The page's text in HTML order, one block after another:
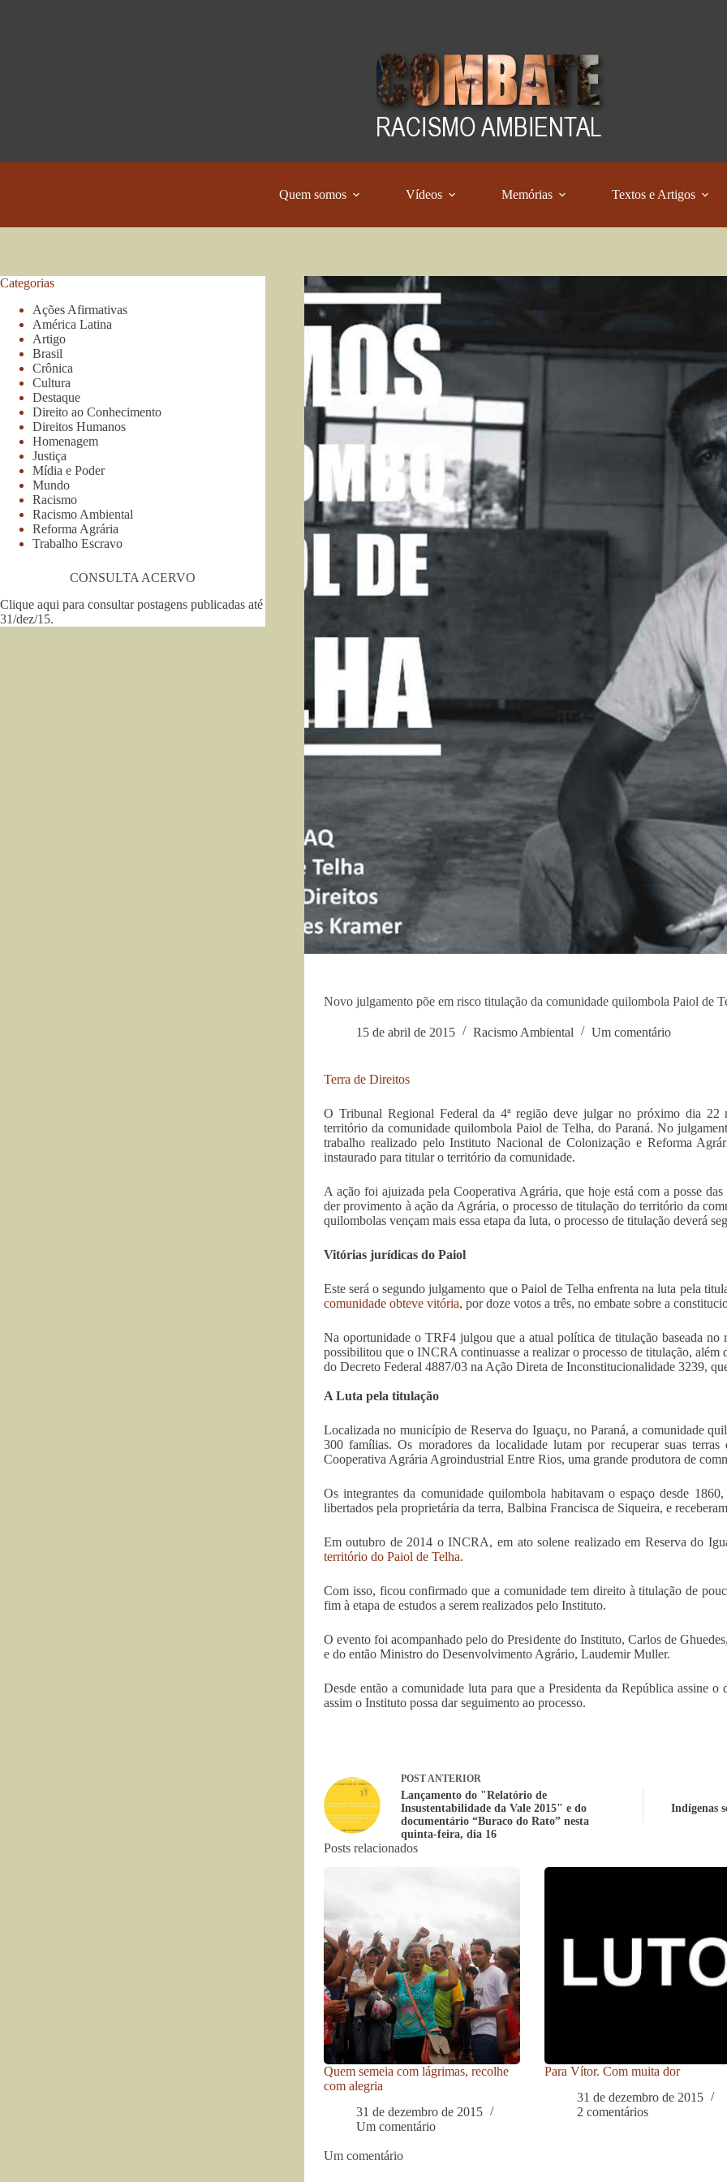
Quem somos Vídeos Memórias Textos e Artigos
Novo julgamento põe em risco titulação da comunidade quilombola Paiol de
15 de abril de 2015 Racismo Ambiental Um comentário
Terra de Direitos
O Tribunal Regional Federal da 4ª região deve julgar no próximo dia 22
território da comunidade quilombola Paiol de Telha, do Paraná. No
trabalho realizado pelo Instituto Nacional de Colonização e Reforma
instaurado para titular o território da comunidade.
A ação foi ajuizada pela Cooperativa Agrária, que hoje está com a posse
der provimento à ação da Agrária, o processo de titulação do território da
quilombolas vençam mais essa etapa da luta, o processo de titulação deverá
Vitórias jurídicas do Paiol
Este será o segundo julgamento que o Paiol de Telha enfrenta na luta pela
comunidade obteve vitória, por doze votos a três, no embate sobre a
Na oportunidade o TRF4 julgou que a atual política de titulação baseada no
possibilitou que o INCRA continuasse a realizar o processo de titulação, além
do Decreto Federal 4887/03 na Ação Direta de Inconstitucionalidade 3239,
A Luta pela titulação
Localizada no município de Reserva do Iguaçu, no Paraná, a comunidade
300 famílias. Os moradores da localidade lutam por recuperar suas
Cooperativa Agrária Agroindustrial Entre Rios, uma grande produtora de
Os integrantes da comunidade quilombola habitavam o espaço desde
libertados pela proprietária da terra, Balbina Francisca de Siqueira, e
Em outubro de 2014 o INCRA, em ato solene realizado em Reserva do
território do Paiol de Telha.
Com isso, ficou confirmado que a comunidade tem direito à titulação de
fim à etapa de estudos a serem realizados pelo Instituto.
O evento foi acompanhado pelo do Presidente do Instituto, Carlos de
e do então Ministro do Desenvolvimento Agrário, Laudemir Muller.
Desde então a comunidade luta para que a Presidenta da República assine o
assim o Instituto possa dar seguimento ao processo.
POSTANTERIOR
Lançamento do "Relatório de
Insustentabilidade da Vale 2015" e do
documentário “Buraco do Rato” nesta
quinta-feira, dia 16
Indígenas
Posts relacionados
Quem semeia com lágrimas, recolhe
com alegria
31 de dezembro de 2015
Um comentário
Para Vítor. Com muita dor
31 de dezembro de 2015
2 comentários
Um comentário
Categorias
Ações Afirmativas
América Latina
Artigo
Brasil
Crônica
Cultura
Destaque
Direito ao Conhecimento
Direitos Humanos
Homenagem
Justiça
Mídia e Poder
Mundo
Racismo
Racismo Ambiental
Reforma Agrária
Trabalho Escravo
CONSULTA ACERVO
Clique aqui para consultar postagens publicadas até
31/dez/15.